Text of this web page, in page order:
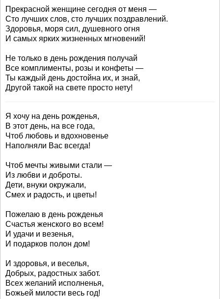
Прекрасной женщине сегодня от меня —
Сто лучших слов, сто лучших поздравлений.
Здоровья, моря сил, душевного огня
И самых ярких жизненных мгновений!
Не только в день рождения получай
Все комплименты, розы и конфеты —
Ты каждый день достойна их, и знай,
Другой такой на свете просто нету!
Я хочу на день рожденья,
В этот день, на все года,
Чтоб любовь и вдохновенье
Наполняли Вас всегда!
Чтоб мечты живыми стали —
Из любви и доброты.
Дети, внуки окружали,
Смех и радость, и цветы!
Пожелаю в день рожденья
Счастья женского во всем!
И удачи и везенья,
И подарков полон дом!
И здоровья, и веселья,
Добрых, радостных забот.
Всех желаний исполненья,
Божьей милости весь год!